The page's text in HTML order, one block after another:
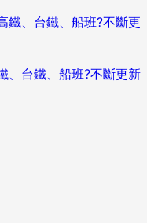
、台鐵、船班?不斷更新